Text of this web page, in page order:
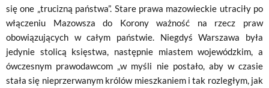
się one „trucizną państwa”. Stare prawa mazowieckie utraciły po
włączeniu Mazowsza do Korony ważność na rzecz praw
obowiązujących w całym państwie. Niegdyś Warszawa była
jedynie stolicą księstwa, następnie miastem wojewódzkim, a
ówczesnym prawodawcom „w myśli nie postało, aby w czasie
stała się nieprzerwanym królów miesz­kaniem i tak rozległym, jak